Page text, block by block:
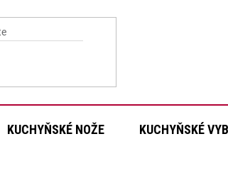
KUCHYŇSKÉ NOŽE KUCHYŇSKÉ